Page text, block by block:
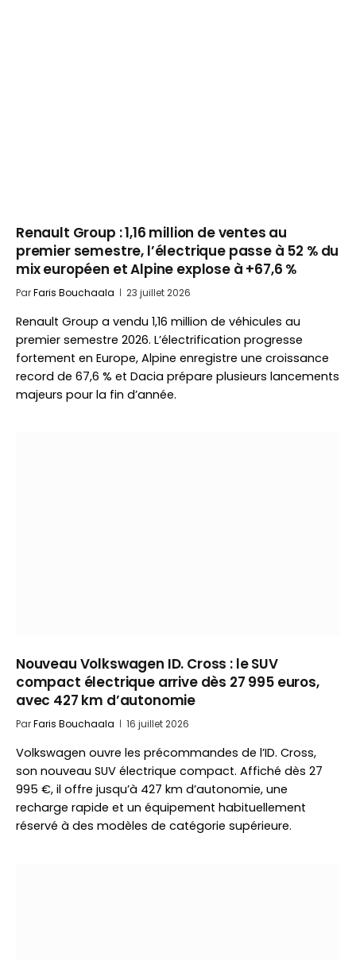
Renault Group : 1,16 million de ventes au
premier semestre, l’électrique passe à 52 % du
mix européen et Alpine explose à +67,6 %
ParFaris Bouchaala 23 juillet 2026
Renault Group a vendu 1,16 million de véhicules au
premier semestre 2026. L’électrification progresse
fortement en Europe, Alpine enregistre une croissance
record de 67,6 % et Dacia prépare plusieurs lancements
majeurs pour la fin d’année.
Nouveau Volkswagen ID. Cross : le SUV
compact électrique arrive dès 27 995 euros,
avec 427 km d’autonomie
ParFaris Bouchaala 16 juillet 2026
Volkswagen ouvre les précommandes de l’ID. Cross,
son nouveau SUV électrique compact. Affiché dès 27
995 €, il offre jusqu’à 427 km d’autonomie, une
recharge rapide et un équipement habituellement
réservé à des modèles de catégorie supérieure.